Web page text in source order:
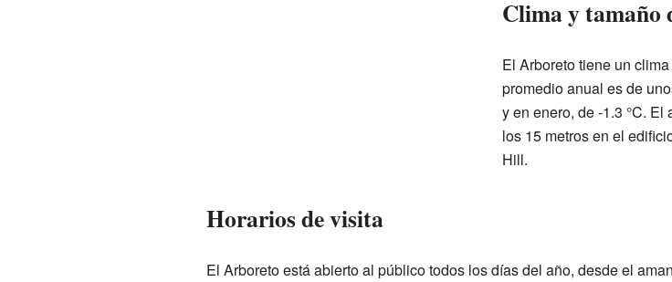
Clima y tamaño
El Arboreto tiene un
promedio anual es de
y en enero, de -1.3 °C.
los 15 metros en el
Hill.
Horarios de visita
El Arboreto está abierto al público todos los días del año, desde el